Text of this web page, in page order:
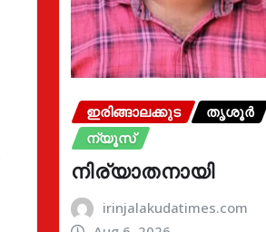
ഇരിങ്ങാലക്കുട
തൃശൂർ
ന്യൂസ്
നിര്യാതനായി
irinjalakudatimes.com